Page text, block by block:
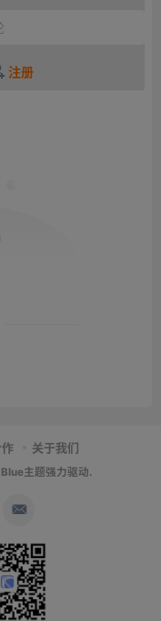
注册
关于我们
Blue主题强力驱动.